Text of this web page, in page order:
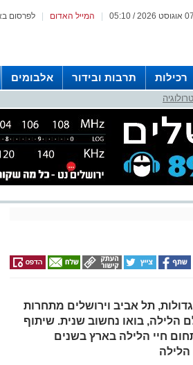
לפרסום המייל האדום 07 אוגוסט 2026 / 05:10
רכילות תרבות ובידור אלבומים
רדיו ירושלים
תל אביב וירושלים מתחרות
הלילה, בואו נחשוב שנית. שיתוף
חיי הלילה בארץ בשנים